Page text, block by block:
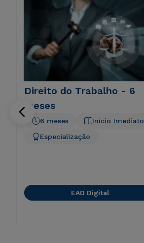
Direito do Trabalho - 6
meses
Início Imediato
6 meses
Especialização
EAD Digital